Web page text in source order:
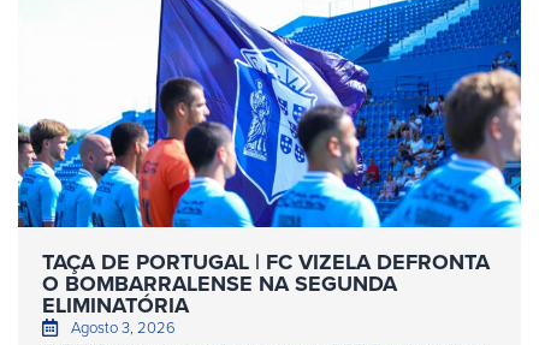
TAÇA DE PORTUGAL | FC VIZELA DEFRONTA
O BOMBARRALENSE NA SEGUNDA
ELIMINATÓRIA
Agosto 3, 2026